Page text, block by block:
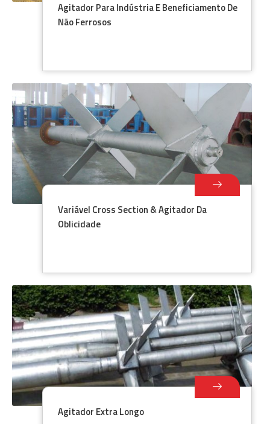
Agitador Para Indústria E Beneficiamento De
Não Ferrosos
Variável Cross Section & Agitador Da
Oblicidade
Agitador Extra Longo